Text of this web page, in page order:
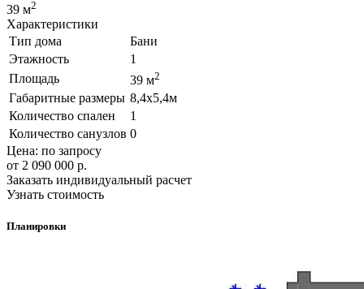
39 м2
Характеристики
Тип дома
Бани
Этажность
1
Площадь
39 м2
Габаритные размеры 8,4х5,4м
Количество спален
1
Количество санузлов 0
Цена: по запросу
от 2 090 000 р.
Заказать индивидуальный расчет
Узнать стоимость
Планировки